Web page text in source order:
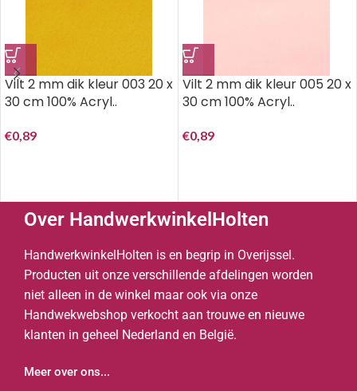
Vilt 2 mm dik kleur 003 20 x
30 cm 100% Acryl..
€0,89
Vilt 2 mm dik kleur 005 20 x
30 cm 100% Acryl..
€0,89
Over HandwerkwinkelHolten
HandwerkwinkelHolten is en begrip in Overijssel.
Producten uit onze verschillende afdelingen worden
niet alleen in de winkel maar ook via onze
Handwekwebshop verkocht aan trouwe en nieuwe
klanten in geheel Nederland en België.
Meer over ons...